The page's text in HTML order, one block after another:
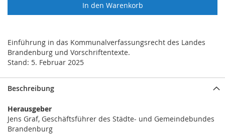
In den Warenkorb
Einführung in das Kommunalverfassungsrecht des Landes
Brandenburg und Vorschriftentexte.
Stand: 5. Februar 2025
Beschreibung
Herausgeber
Jens Graf, Geschäftsführer des Städte- und Gemeindebundes
Brandenburg